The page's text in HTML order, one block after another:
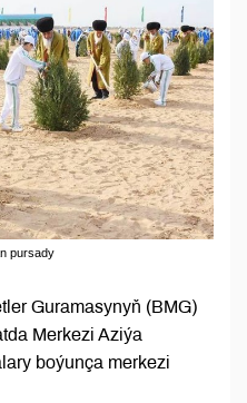
pursady
Guramasynyň (BMG)
Merkezi Aziýa
boýunça merkezi